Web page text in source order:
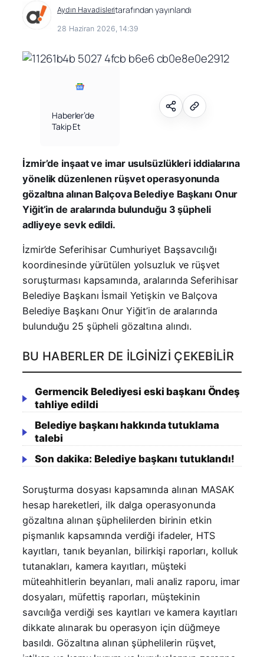
Aydın Havadisleritarafından yayınlandı
28 Haziran 2026, 14:39
Haberler’de
Takip Et
İzmir’de inşaat ve imar usulsüzlükleri iddialarına
yönelik düzenlenen rüşvet operasyonunda
gözaltına alınan Balçova Belediye Başkanı Onur
Yiğit’in de aralarında bulunduğu 3 şüpheli
adliyeye sevk edildi.
İzmir’de Seferihisar Cumhuriyet Başsavcılığı
koordinesinde yürütülen yolsuzluk ve rüşvet
soruşturması kapsamında, aralarında Seferihisar
Belediye Başkanı İsmail Yetişkin ve Balçova
Belediye Başkanı Onur Yiğit’in de aralarında
bulunduğu 25 şüpheli gözaltına alındı.
BU HABERLER DE İLGINIZI ÇEKEBILIR
Germencik Belediyesi eski başkanı Öndeş
tahliye edildi
Belediye başkanı hakkında tutuklama
talebi
Son dakika: Belediye başkanı tutuklandı!
Soruşturma dosyası kapsamında alınan MASAK
hesap hareketleri, ilk dalga operasyonunda
gözaltına alınan şüphelilerden birinin etkin
pişmanlık kapsamında verdiği ifadeler, HTS
kayıtları, tanık beyanları, bilirkişi raporları, kolluk
tutanakları, kamera kayıtları, müşteki
müteahhitlerin beyanları, mali analiz raporu, imar
dosyaları, müfettiş raporları, müştekinin
savcılığa verdiği ses kayıtları ve kamera kayıtları
dikkate alınarak bu operasyon için düğmeye
basıldı. Gözaltına alınan şüphelilerin rüşvet,